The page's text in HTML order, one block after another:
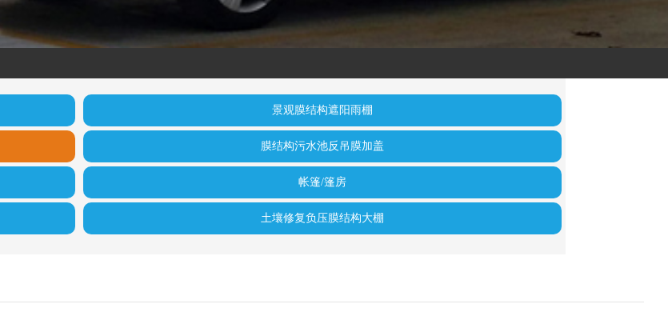
景观膜结构遮阳雨棚
膜结构污水池反吊膜加盖
帐篷/篷房
土壤修复负压膜结构大棚